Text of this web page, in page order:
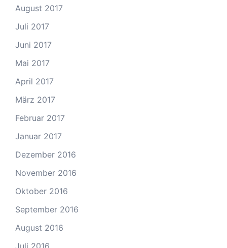
August 2017
Juli 2017
Juni 2017
Mai 2017
April 2017
März 2017
Februar 2017
Januar 2017
Dezember 2016
November 2016
Oktober 2016
September 2016
August 2016